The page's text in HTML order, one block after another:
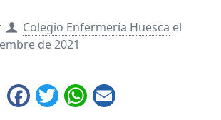
Colegio Enfermería Huesca el
de 2021
Facebook
TwitterWhatsApp